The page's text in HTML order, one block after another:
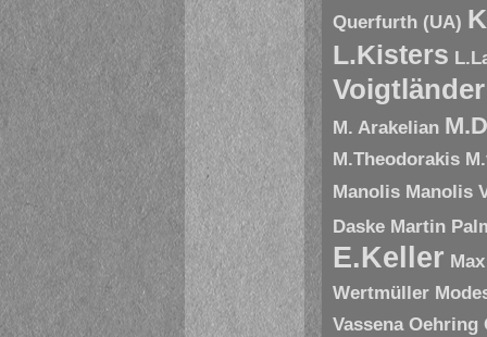
Querfurth (UA)
L.Kisters
Voigtländer
M. Arakelian
M.Theodorakis
Manolis Manolis
Daske Martin
E.Keller
Wertmüller
Vassena Oehring